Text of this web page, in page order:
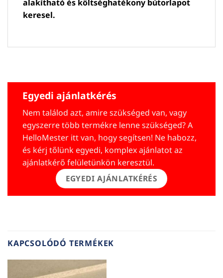
alakítható és költséghatékony bútorlapot
keresel.
Egyedi ajánlatkérés
Nem találod azt, amire szükséged van, vagy
egyszerre több termékre lenne szükséged? A
HelloMester itt van, hogy segítsen! Ne habozz,
és kérj tőlünk egyedi, komplex ajánlatot az
ajánlatkérő felületünkön keresztül.
EGYEDI AJÁNLATKÉRÉS
KAPCSOLÓDÓ TERMÉKEK